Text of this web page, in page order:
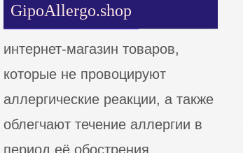
GipoAllergo.shop
интернет-магазин товаров,
которые не провоцируют
аллергические реакции, а также
облегчают течение аллергии в
период её обострения